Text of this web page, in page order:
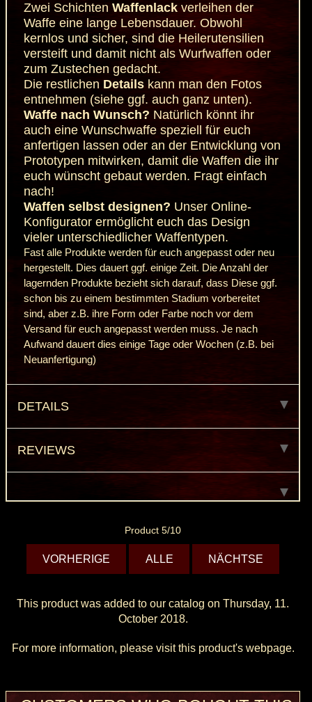
Zwei Schichten Waffenlackverleihen der
Waffe eine lange Lebensdauer. Obwohl
kernlos und sicher, sind die Heilerutensilien
versteift und damit nicht als Wurfwaffen oder
zum Zustechen gedacht.
Die restlichen Details kann man den Fotos
entnehmen (siehe ggf. auch ganz unten).
Waffe nach Wunsch? Natürlich könnt ihr
auch eine Wunschwaffe speziell für euch
anfertigen lassen oder an der Entwicklung von
Prototypen mitwirken, damit die Waffen die ihr
euch wünscht gebaut werden. Fragt einfach
nach!
Waffen selbst designen? UnserOnline-
Konfiguratorermöglicht euch das Design
vieler unterschiedlicher Waffentypen.
Fast alle Produkte werden für euch angepasst oder neu
hergestellt. Dies dauert ggf. einige Zeit. Die Anzahl der
lagernden Produkte bezieht sich darauf, dass Diese ggf.
schon bis zu einem bestimmten Stadium vorbereitet
sind, aber z.B. ihre Form oder Farbe noch vor dem
Versand für euch angepasst werden muss. Je nach
Aufwand dauert dies einige Tage oder Wochen (z.B. bei
Neuanfertigung)
DETAILS
REVIEWS
Product 5/10
VORHERIGE ALLE NÄCHTSE
This product was added to our catalog on Thursday, 11.
October 2018.
For more information, please visit this product's webpage.